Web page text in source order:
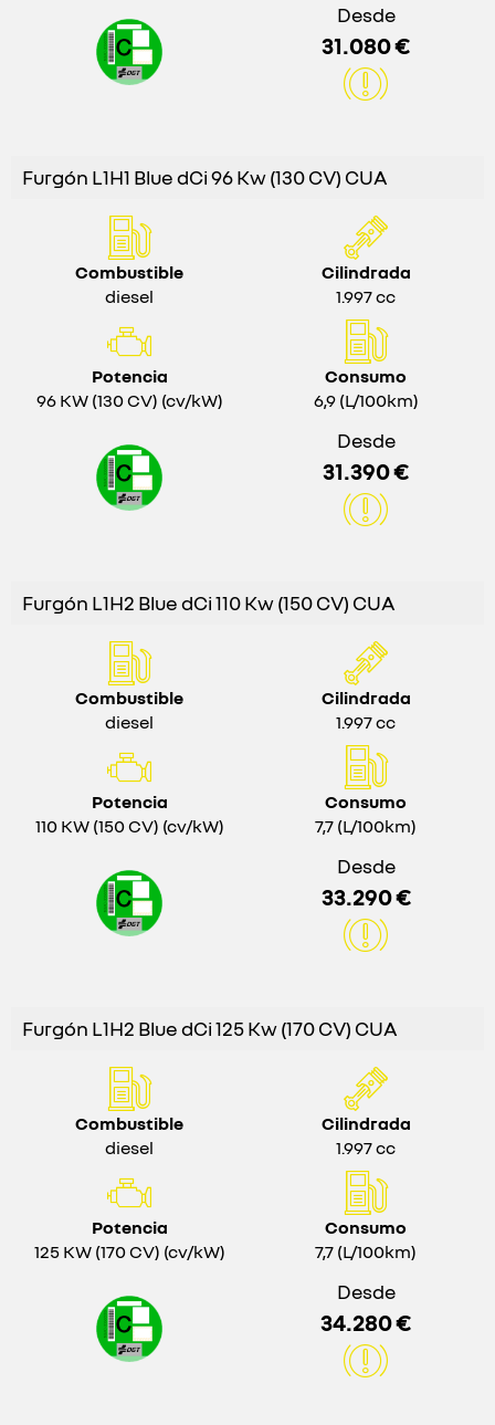
Desde
31.080 €
Furgón L1H1 Blue dCi 96 Kw (130 CV) CUA
Combustible
diesel
Cilindrada
1.997 cc
Potencia
96 KW (130 CV) (cv/kW)
Consumo
6,9 (L/100km)
Desde
31.390 €
Furgón L1H2 Blue dCi 110 Kw (150 CV) CUA
Combustible
diesel
Cilindrada
1.997 cc
Potencia
110 KW (150 CV) (cv/kW)
Consumo
7,7 (L/100km)
Desde
33.290 €
Furgón L1H2 Blue dCi 125 Kw (170 CV) CUA
Combustible
diesel
Cilindrada
1.997 cc
Potencia
125 KW (170 CV) (cv/kW)
Consumo
7,7 (L/100km)
Desde
34.280 €